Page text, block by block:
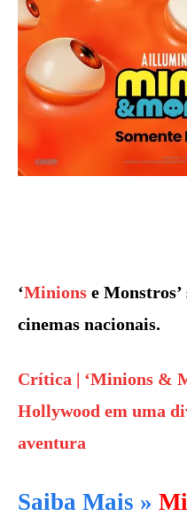
‘Minions e Monstros’
cinemas nacionais.
Crítica | ‘Minions &
Hollywood em uma
aventura
Saiba Mais »